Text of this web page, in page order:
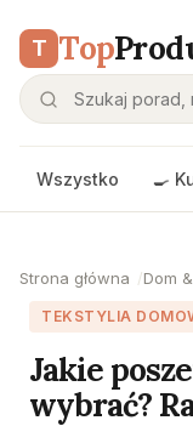
T Top
Wszystko 🍳
Strona główna Dom
TEKSTYLIA
Jakie
wybrać?